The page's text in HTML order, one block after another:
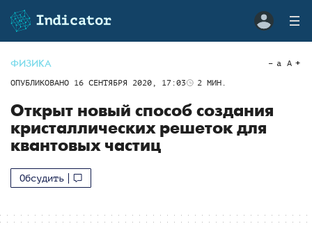
ФИЗИКА
ОПУБЛИКОВАНО 16 СЕНТЯБРЯ 2020, 17:03 2 МИН.
a A
Открыт новый способ создания
кристаллических решеток для
квантовых частиц
Обсудить